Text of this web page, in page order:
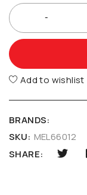
Add to wishlist
BRANDS:
SKU: MEL66012
SHARE: